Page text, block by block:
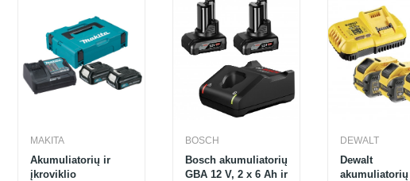
MAKITA
Akumuliatorių ir
įkroviklio
BOSCH
Bosch akumuliatorių
GBA 12 V, 2 x 6 Ah ir
DEWALT
Dewalt